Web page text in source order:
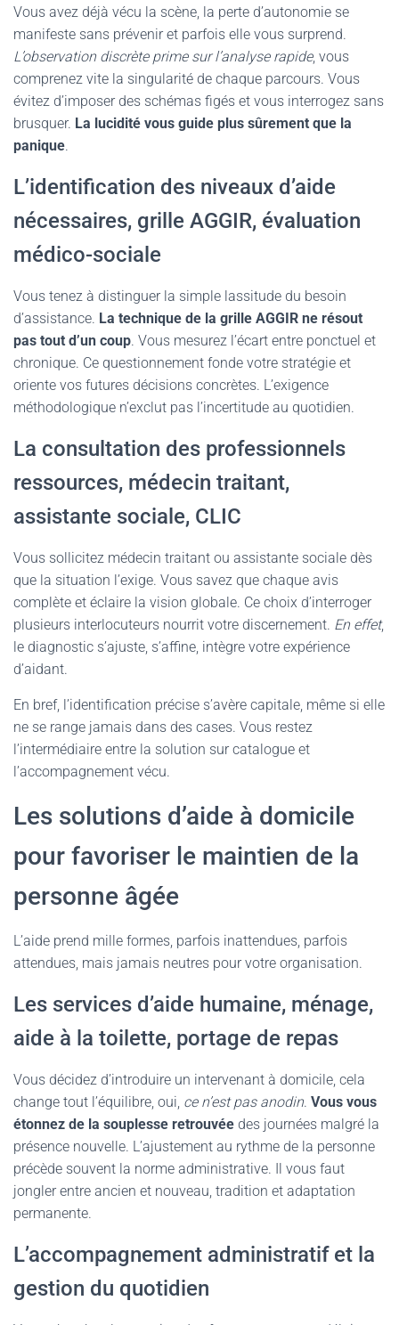
Vous avez déjà vécu la scène, la perte d’autonomie se
manifeste sans prévenir et parfois elle vous surprend.
L’observation discrète prime sur l’analyse rapide, vous
comprenez vite la singularité de chaque parcours. Vous
évitez d’imposer des schémas figés et vous interrogez sans
brusquer. La lucidité vous guide plus sûrement que la
panique.
L’identification des niveaux d’aide
nécessaires, grille AGGIR, évaluation
médico-sociale
Vous tenez à distinguer la simple lassitude du besoin
d’assistance. La technique de la grille AGGIR ne résout
pas tout d’un coup. Vous mesurez l’écart entre ponctuel et
chronique. Ce questionnement fonde votre stratégie et
oriente vos futures décisions concrètes. L’exigence
méthodologique n’exclut pas l’incertitude au quotidien.
La consultation des professionnels
ressources, médecin traitant,
assistante sociale, CLIC
Vous sollicitez médecin traitant ou assistante sociale dès
que la situation l’exige. Vous savez que chaque avis
complète et éclaire la vision globale. Ce choix d’interroger
plusieurs interlocuteurs nourrit votre discernement. En effet,
le diagnostic s’ajuste, s’affine, intègre votre expérience
d’aidant.
En bref, l’identification précise s’avère capitale, même si elle
ne se range jamais dans des cases. Vous restez
l’intermédiaire entre la solution sur catalogue et
l’accompagnement vécu.
Les solutions d’aide à domicile
pour favoriser le maintien de la
personne âgée
L’aide prend mille formes, parfois inattendues, parfois
attendues, mais jamais neutres pour votre organisation.
Les services d’aide humaine, ménage,
aide à la toilette, portage de repas
Vous décidez d’introduire un intervenant à domicile, cela
change tout l’équilibre, oui, ce n’est pas anodin. Vous vous
étonnez de la souplesse retrouvée des journées malgré la
présence nouvelle. L’ajustement au rythme de la personne
précède souvent la norme administrative. Il vous faut
jongler entre ancien et nouveau, tradition et adaptation
permanente.
L’accompagnement administratif et la
gestion du quotidien